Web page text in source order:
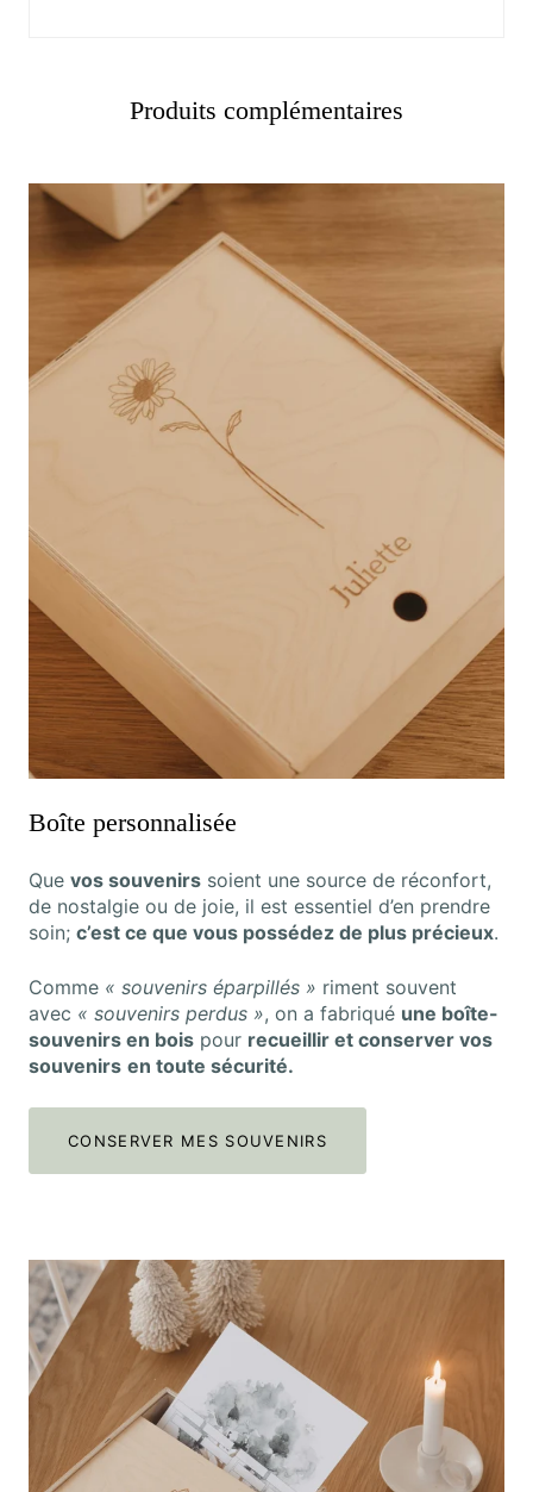
Produits complémentaires
Boîte personnalisée
Que vos souvenirs soient une source de réconfort,
de nostalgie ou de joie, il est essentiel d’en prendre
soin; c’est ce que vous possédez de plus précieux.
Comme « souvenirs éparpillés » riment souvent
avec « souvenirs perdus », on a fabriqué une boîte-
souvenirs en bois pour recueillir et conserver vos
souvenirs en toute sécurité.
CONSERVER MES SOUVENIRS